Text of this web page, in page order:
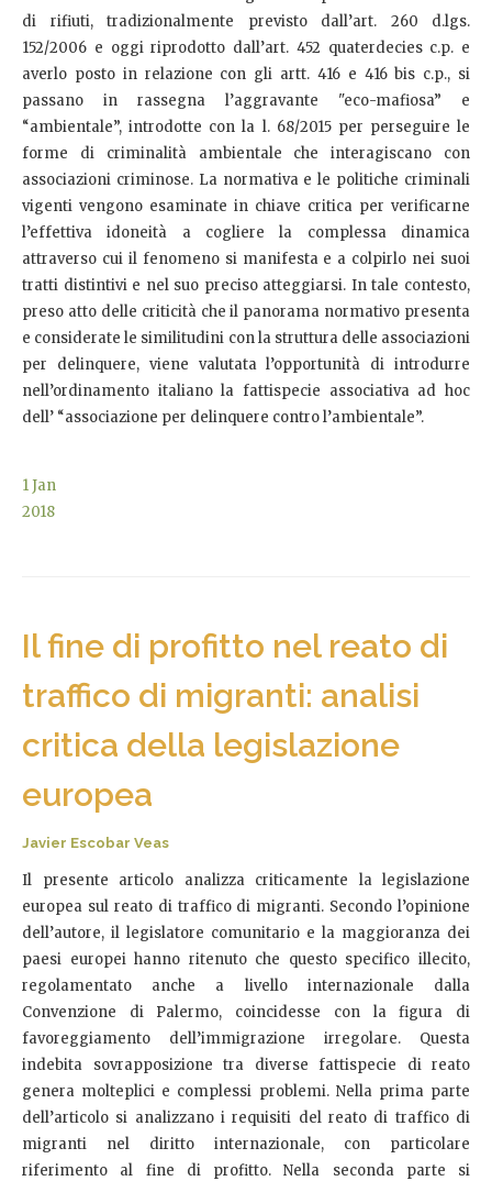
di rifiuti, tradizionalmente previsto dall’art. 260 d.lgs.
152/2006 e oggi riprodotto dall’art. 452 quaterdecies c.p. e
averlo posto in relazione con gli artt. 416 e 416 bis c.p., si
passano in rassegna l’aggravante "eco-mafiosa” e
“ambientale”, introdotte con la l. 68/2015 per perseguire le
forme di criminalità ambientale che interagiscano con
associazioni criminose. La normativa e le politiche criminali
vigenti vengono esaminate in chiave critica per verificarne
l’effettiva idoneità a cogliere la complessa dinamica
attraverso cui il fenomeno si manifesta e a colpirlo nei suoi
tratti distintivi e nel suo preciso atteggiarsi. In tale contesto,
preso atto delle criticità che il panorama normativo presenta
e considerate le similitudini con la struttura delle associazioni
per delinquere, viene valutata l’opportunità di introdurre
nell’ordinamento italiano la fattispecie associativa ad hoc
dell’ “associazione per delinquere contro l’ambientale”.
1Jan
2018
Il fine di profitto nel reato di
traffico di migranti: analisi
critica della legislazione
europea
Javier Escobar Veas
Il presente articolo analizza criticamente la legislazione
europea sul reato di traffico di migranti. Secondo l’opinione
dell’autore, il legislatore comunitario e la maggioranza dei
paesi europei hanno ritenuto che questo specifico illecito,
regolamentato anche a livello internazionale dalla
Convenzione di Palermo, coincidesse con la figura di
favoreggiamento dell’immigrazione irregolare. Questa
indebita sovrapposizione tra diverse fattispecie di reato
genera molteplici e complessi problemi. Nella prima parte
dell’articolo si analizzano i requisiti del reato di traffico di
migranti nel diritto internazionale, con particolare
riferimento al fine di profitto. Nella seconda parte si